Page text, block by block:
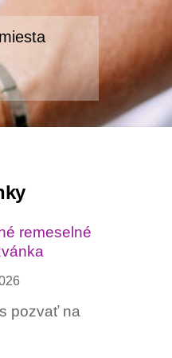
remeselné
pozvať na